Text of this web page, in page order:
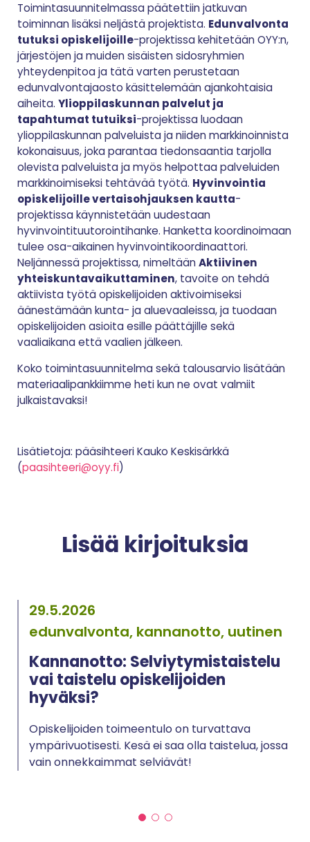
Toimintasuunnitelmassa päätettiin jatkuvan
toiminnan lisäksi neljästä projektista. Edunvalvonta
tutuksi opiskelijoille-projektissa kehitetään OYY:n,
järjestöjen ja muiden sisäisten sidosryhmien
yhteydenpitoa ja tätä varten perustetaan
edunvalvontajaosto käsittelemään ajankohtaisia
aiheita. Ylioppilaskunnan palvelut ja
tapahtumat tutuiksi-projektissa luodaan
ylioppilaskunnan palveluista ja niiden markkinoinnista
kokonaisuus, joka parantaa tiedonsaantia tarjolla
olevista palveluista ja myös helpottaa palveluiden
markkinoimiseksi tehtävää työtä. Hyvinvointia
opiskelijoille vertaisohjauksen kautta-
projektissa käynnistetään uudestaan
hyvinvointituutorointihanke. Hanketta koordinoimaan
tulee osa-aikainen hyvinvointikoordinaattori.
Neljännessä projektissa, nimeltäänAktiivinen
yhteiskuntavaikuttaminen, tavoite on tehdä
aktiivista työtä opiskelijoiden aktivoimiseksi
äänestämään kunta- ja aluevaaleissa, ja tuodaan
opiskelijoiden asioita esille päättäjille sekä
vaaliaikana että vaalien jälkeen.
Koko toimintasuunnitelma sekä talousarvio lisätään
materiaalipankkiimme heti kun ne ovat valmiit
julkaistavaksi!
Lisätietoja: pääsihteeri Kauko Keskisärkkä
(paasihteeri@oyy.fi)
Lisää kirjoituksia
29.5.2026
edunvalvonta, kannanotto, uutinen
Kannanotto: Selviytymistaistelu
vai taistelu opiskelijoiden
hyväksi?
Opiskelijoiden toimeentulo on turvattava
ympärivuotisesti. Kesä ei saa olla taistelua, jossa
vain onnekkaimmat selviävät!